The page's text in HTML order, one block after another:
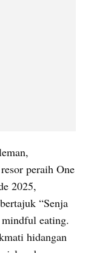
peraih One
2025,
“Senja
mindful eating.
hidangan